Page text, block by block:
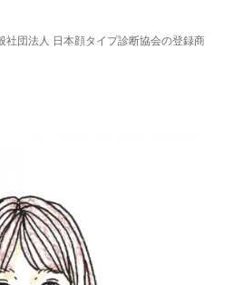
社団法人 日本顔タイプ診断協会の登録商